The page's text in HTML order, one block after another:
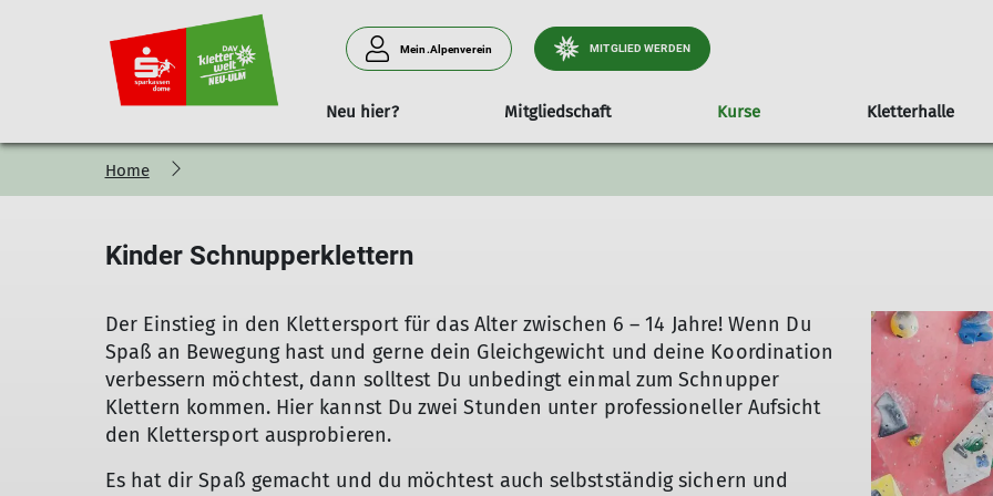
Mein.Alpenverein MITGLIED WERDEN
Neu hier?
Preise und Öffnungszeiten Ansprechpartner Events Jobs
Mitgliedschaft Kurse
Kletterkurse Klettergruppen & Treffs Schulen & soziale Gruppen
Kletterhalle
Klettern Kinderkletterwelt Trainingsbereich Routenbau
Home
Kinder Schnupperklettern
Der Einstieg in den Klettersport für das Alter zwischen 6 – 14 Jahre! Wenn Du
Spaß an Bewegung hast und gerne dein Gleichgewicht und deine Koordination
verbessern möchtest, dann solltest Du unbedingt einmal zum Schnupper
Klettern kommen. Hier kannst Du zwei Stunden unter professioneller Aufsicht
den Klettersport ausprobieren.
Es hat dir Spaß gemacht und du möchtest auch selbstständig sichern und